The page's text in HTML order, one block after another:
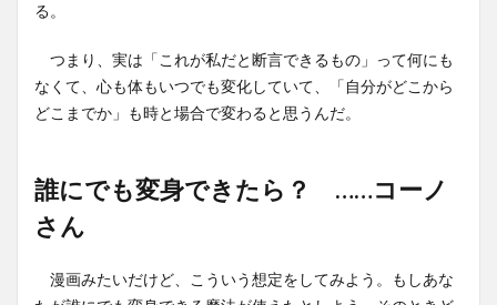
る。
つまり、実は「これが私だと断言できるもの」って何にも
なくて、心も体もいつでも変化していて、「自分がどこから
どこまでか」も時と場合で変わると思うんだ。
誰にでも変身できたら？ ……コーノ
さん
漫画みたいだけど、こういう想定をしてみよう。もしあな